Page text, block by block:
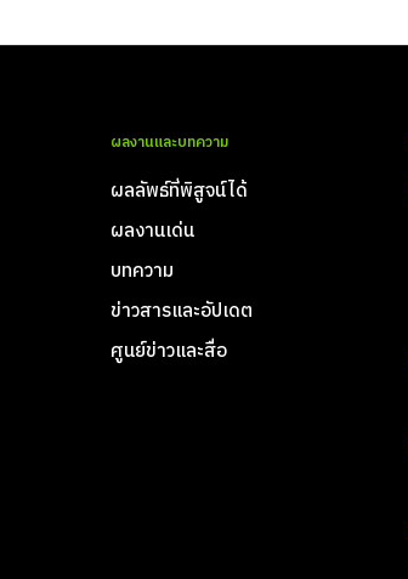
ผลงานและบทความ
ผลลัพธ์ที่พิสูจน์ได้
ผลงานเด่น
บทความ
ข่าวสารและอัปเดต
ศูนย์ข่าวและสื่อ